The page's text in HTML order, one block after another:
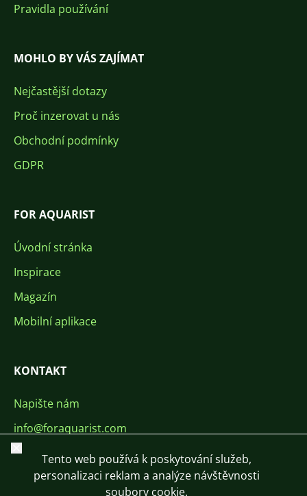
Pravidla používání
MOHLO BY VÁS ZAJÍMAT
Nejčastější dotazy
Proč inzerovat u nás
Obchodní podmínky
GDPR
FOR AQUARIST
Úvodní stránka
Inspirace
Magazín
Mobilní aplikace
KONTAKT
Napište nám
info@foraquarist.com
+420 603 449 602
Zavřít
Tento web používá k poskytování služeb,
personalizaci reklam a analýze návštěvnosti
soubory cookie.